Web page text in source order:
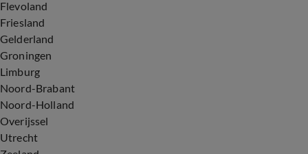
Flevoland
Friesland
Gelderland
Groningen
Limburg
Noord-Brabant
Noord-Holland
Overijssel
Utrecht